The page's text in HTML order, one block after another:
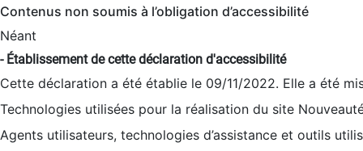
Contenus non soumis à l’obligation d’accessibilité
Néant
- Établissement de cette déclaration d'accessibilité
Cette déclaration a été établie le 09/11/2022. Elle a été
Technologies utilisées pour la réalisation du site
Agents utilisateurs, technologies d’assistance et outils